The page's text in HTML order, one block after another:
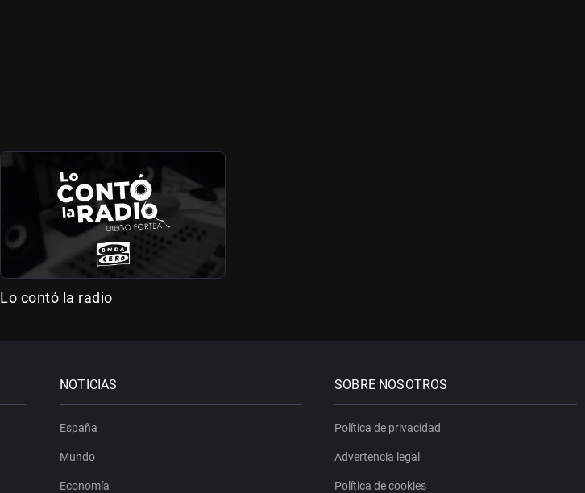
Lo contó la radio
NOTICIAS
España
Mundo
Economía
SOBRE NOSOTROS
Política de privacidad
Advertencia legal
Política de cookies